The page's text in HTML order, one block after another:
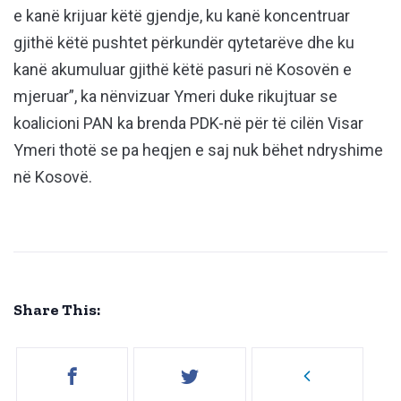
e kanë krijuar këtë gjendje, ku kanë koncentruar
gjithë këtë pushtet përkundër qytetarëve dhe ku
kanë akumuluar gjithë këtë pasuri në Kosovën e
mjeruar”, ka nënvizuar Ymeri duke rikujtuar se
koalicioni PAN ka brenda PDK-në për të cilën Visar
Ymeri thotë se pa heqjen e saj nuk bëhet ndryshime
në Kosovë.
Share This: